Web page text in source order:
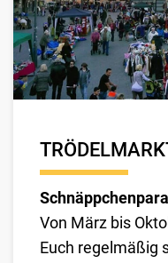
Von März bis
Euch regelmäßig